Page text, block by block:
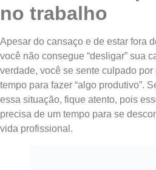
no trabalho
Apesar do cansaço e de estar fora
você não consegue “desligar” sua
verdade, você se sente culpado
tempo para fazer “algo produtivo”.
essa situação, fique atento, pois
precisa de um tempo para se
vida profissional.